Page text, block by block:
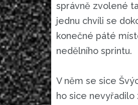
správně zvolené
jednu chvíli se
konečné páté
nedělního sprintu.
V něm se sice
ho sice